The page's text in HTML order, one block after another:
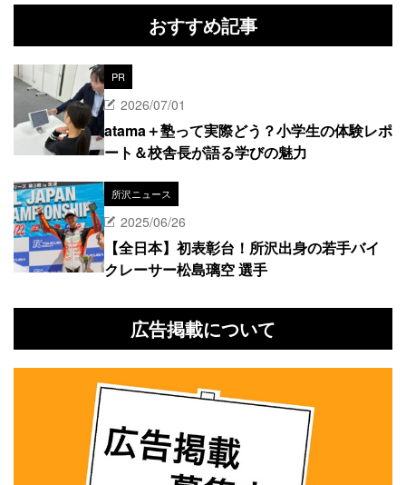
おすすめ記事
PR
2026/07/01
atama＋塾って実際どう？小学生の体験レポ
ート＆校舎長が語る学びの魅力
所沢ニュース
2025/06/26
【全日本】初表彰台！所沢出身の若手バイ
クレーサー松島璃空 選手
広告掲載について